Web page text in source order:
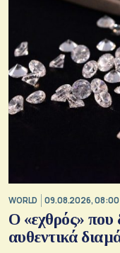
WORLD 09.08.2026, 08:00
Ο «εχθρός» που
αυθεντικά